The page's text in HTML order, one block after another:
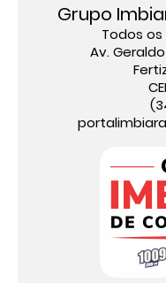
Grupo
Todos
Av.